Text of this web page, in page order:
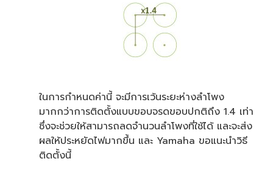
ในการกำหนดค่านี้ จะมีการเว้นระยะห่างลำโพง
มากกว่าการติดตั้งแบบขอบจรดขอบปกติถึง 1.4 เท่า
ซึ่งจะช่วยให้สามารถลดจำนวนลำโพงที่ใช้ได้ และจะส่ง
ผลให้ประหยัดไฟมากขึ้น และ Yamaha ขอแนะนำวิธี
ติดตั้งนี้